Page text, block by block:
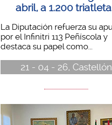
abril, a 1.200
La Diputación refuerza su
por el Infinitri 113 Peñíscola y
destaca su papel como...
21 - 04 - 26, Castellón